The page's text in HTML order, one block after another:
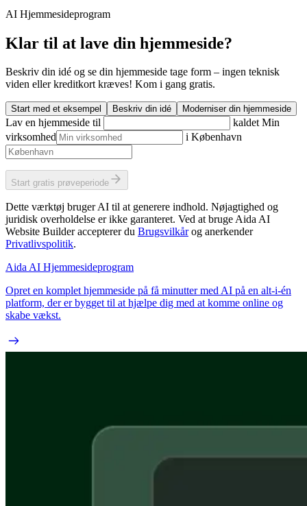
eksperter eller programmører, er, at
vi slet ikke behøver at tænke på det
tekniske.
AI Hjemmesideprogram
Klar til at lave din hjemmeside?
Beskriv din idé og se din hjemmeside tage form – ingen teknisk
viden eller kreditkort kræves! Kom i gang gratis.
Start med et eksempel Beskriv din idé Moderniser din hjemmeside
Lav en hjemmeside til kaldetMin
virksomhed
i København
Start gratis prøveperiode
Dette værktøj bruger AI til at generere indhold. Nøjagtighed og
juridisk overholdelse er ikke garanteret. Ved at bruge Aida AI
Website Builder accepterer du Brugsvilkårog anerkender
Privatlivspolitik.
Aida AI Hjemmesideprogram
Opret en komplet hjemmeside på få minutter med AI på en alt-i-én
platform, der er bygget til at hjælpe dig med at komme online og
skabe vækst.